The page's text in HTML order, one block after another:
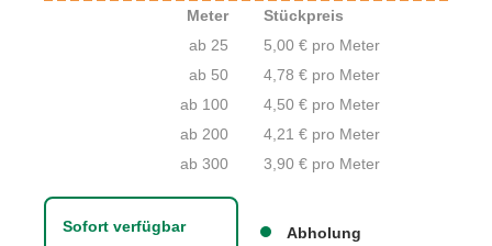
Sofort verfügbar
Abholung
Meter
Stückpreis
ab 25
5,00 € pro Meter
ab 50
4,78 € pro Meter
ab 100
4,50 € pro Meter
ab 200
4,21 € pro Meter
ab 300
3,90 € pro Meter